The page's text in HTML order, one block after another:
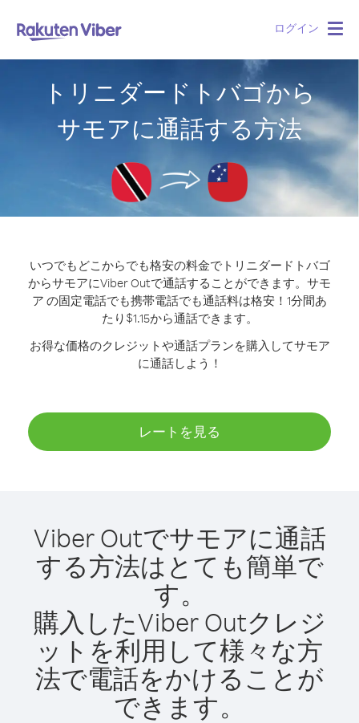
ログイン
トリニダードトバゴから
サモアに通話する方法
いつでもどこからでも格安の料金でトリニダードトバゴ
からサモアにViber Outで通話することができます。 サモ
ア の固定電話でも携帯電話でも通話料は格安！1分間あ
たり$1.15から通話できます。
お得な価格のクレジットや通話プランを購入してサモア
に通話しよう！
レートを見る
Viber Outでサモアに通話
する方法はとても簡単で
す。
購入したViber Outクレジ
ットを利用して様々な方
法で電話をかけることが
できます。